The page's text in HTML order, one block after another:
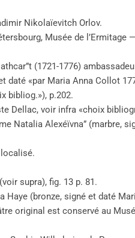
Nikolaïevitch Orlov.
Musée de l’Ermitage —
(1721-1776)
daté «par Maria Anna Collot
bibliog.»), p.202.
Dellac, voir infra «choix
Natalia Alexéïvna” (marbre,
localisé.
supra), fig. 13 p. 81.
Haye (bronze, signé et daté
original est conservé au